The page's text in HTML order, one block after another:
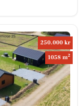
250.000 kr
1058 m2